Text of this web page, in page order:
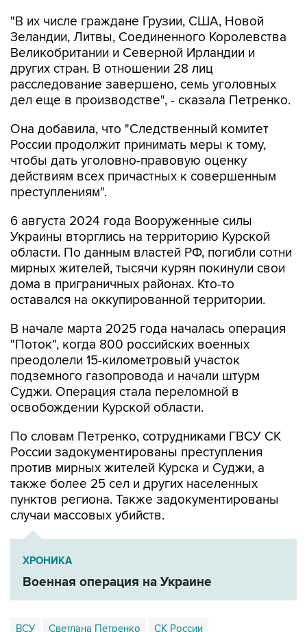
"В их числе граждане Грузии, США, Новой
Зеландии, Литвы, Соединенного Королевства
Великобритании и Северной Ирландии и
других стран. В отношении 28 лиц
расследование завершено, семь уголовных
дел еще в производстве", - сказала Петренко.
Она добавила, что "Cледственный комитет
России продолжит принимать меры к тому,
чтобы дать уголовно-правовую оценку
действиям всех причастных к совершенным
преступлениям".
6 августа 2024 года Вооруженные силы
Украины вторглись на территорию Курской
области. По данным властей РФ, погибли сотни
мирных жителей, тысячи курян покинули свои
дома в приграничных районах. Кто-то
оставался на оккупированной территории.
В начале марта 2025 года началась операция
"Поток", когда 800 российских военных
преодолели 15-километровый участок
подземного газопровода и начали штурм
Суджи. Операция стала переломной в
освобождении Курской области.
По словам Петренко, сотрудниками ГВСУ СК
России задокументированы преступления
против мирных жителей Курска и Суджи, а
также более 25 сел и других населенных
пунктов региона. Также задокументированы
случаи массовых убийств.
ХРОНИКА
Военная операция на Украине
ВСУ Светлана Петренко СК России